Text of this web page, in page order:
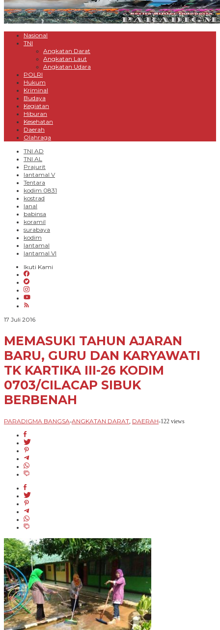
Nasional
TNI
Angkatan Darat
Angkatan Laut
Angkatan Udara
POLRI
Hukum
Kriminal
Budaya
Kegiatan
Hiburan
Kesehatan
Daerah
Olahraga
TNI AD
TNI AL
Prajurit
lantamal V
Tentara
kodim 0831
kostrad
lanal
babinsa
koramil
surabaya
kodim
lantamal
lantamal VI
Ikuti Kami
17 Juli 2016oleh
MEMASUKI TAHUN AJARAN
BARU, GURU DAN KARYAWATI
TK KARTIKA III-26 KODIM
0703/CILACAP SIBUK
BERBENAH
PARADIGMA BANGSA-ANGKATAN DARAT, DAERAH-122 views